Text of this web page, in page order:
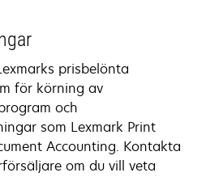
prisbelönta
för körning av
och
som Lexmark Print
Accounting. Kontakta
om du vill veta